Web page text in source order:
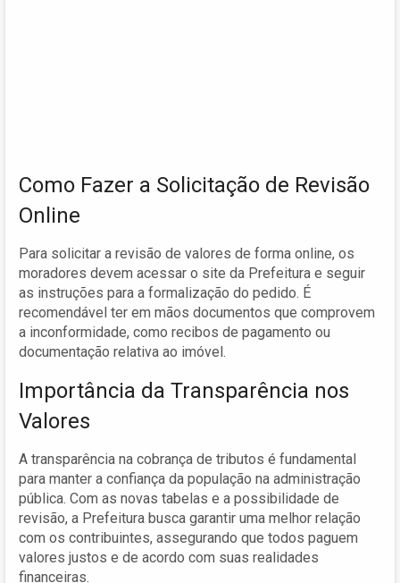
Como Fazer a Solicitação de Revisão
Online
Para solicitar a revisão de valores de forma online, os
moradores devem acessar o site da Prefeitura e seguir
as instruções para a formalização do pedido. É
recomendável ter em mãos documentos que comprovem
a inconformidade, como recibos de pagamento ou
documentação relativa ao imóvel.
Importância da Transparência nos
Valores
A transparência na cobrança de tributos é fundamental
para manter a confiança da população na administração
pública. Com as novas tabelas e a possibilidade de
revisão, a Prefeitura busca garantir uma melhor relação
com os contribuintes, assegurando que todos paguem
valores justos e de acordo com suas realidades
financeiras.